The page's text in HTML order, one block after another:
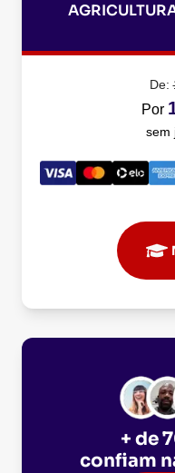
De:
Por
sem
+ de
confiam